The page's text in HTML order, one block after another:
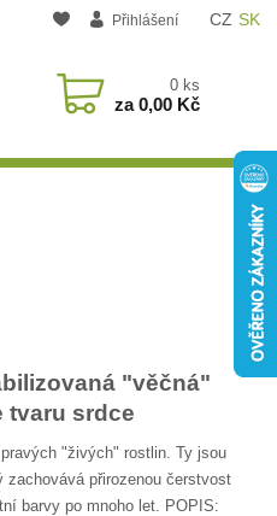
CZ SK
Přihlášení
0 ks
za0,00 Kč
"věčná"
tvaru srdce
"živých" rostlin. Ty jsou
přirozenou čerstvost
barvy po mnoho let. POPIS: